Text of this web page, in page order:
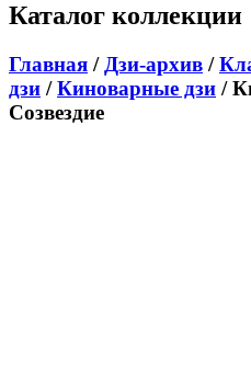
Каталог коллекции
Главная / Дзи-архив /
дзи /Киноварные дзи /
Созвездие